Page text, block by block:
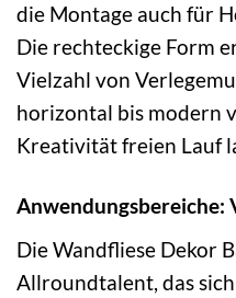
die Montage auch für
Die rechteckige Form
Vielzahl von
horizontal bis modern
Kreativität freien Lauf
Die Wandfliese Dekor
Allroundtalent, das